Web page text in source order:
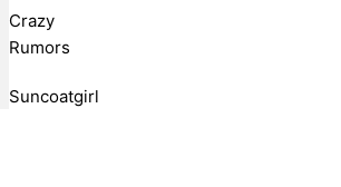
Crazy
Rumors
Suncoatgirl